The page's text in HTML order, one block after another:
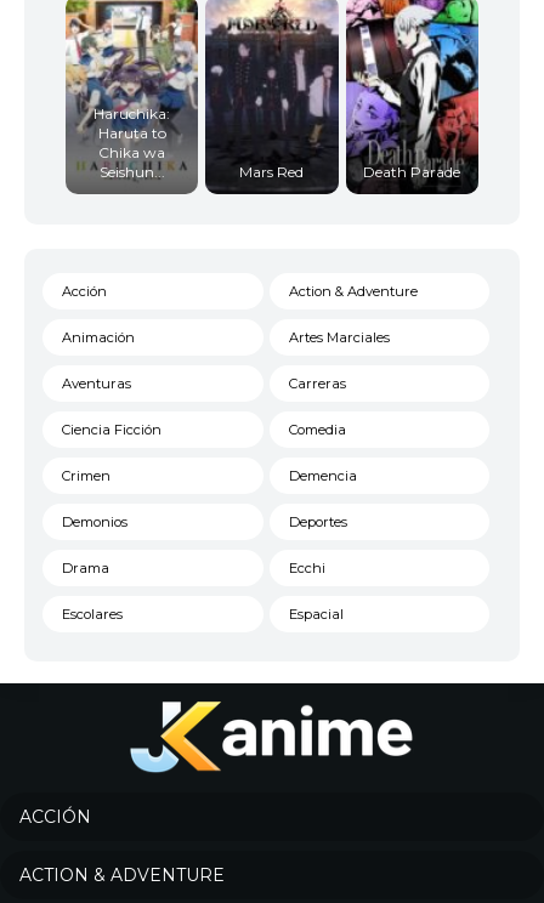
Haruchika:
Haruta to
Chika wa
Seishun...
Mars Red Death Parade
Acción Action & Adventure
Animación Artes Marciales
Aventuras Carreras
Ciencia Ficción Comedia
Crimen Demencia
Demonios Deportes
Drama Ecchi
Escolares Espacial
Historico
Josei
ACCIÓN
ACTION & ADVENTURE